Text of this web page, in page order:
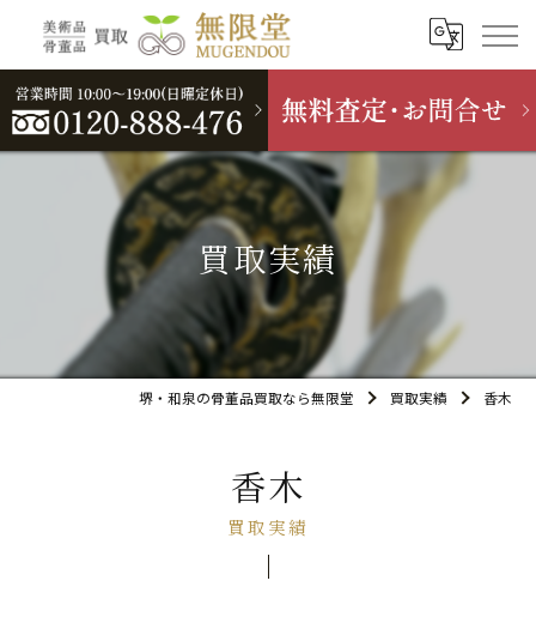
買取実績
堺・和泉の骨董品買取なら無限堂 買取実績 香木
買取実績
香木